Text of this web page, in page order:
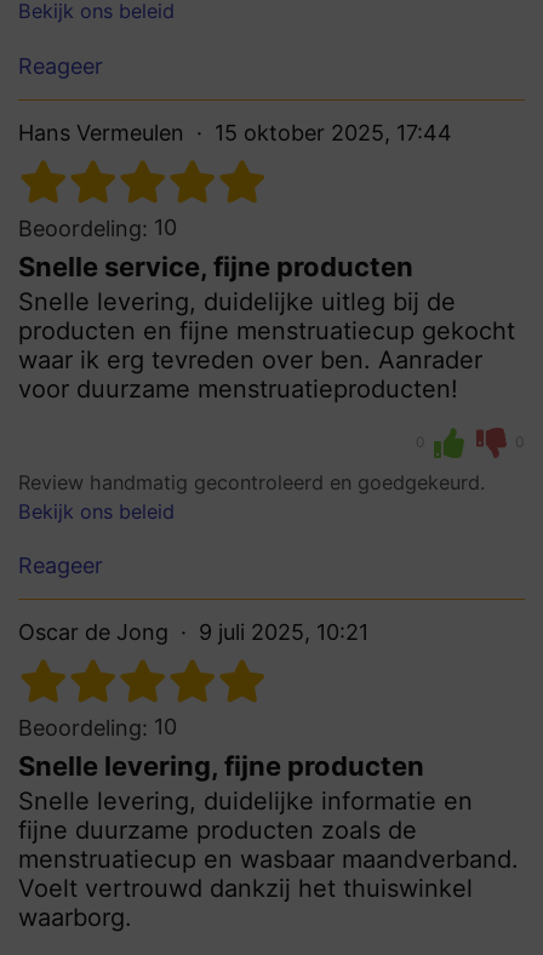
Bekijk ons beleid
Reageer
Hans Vermeulen 15 oktober 2025, 17:44
Beoordeling: 10
Snelle service, fijne producten
Snelle levering, duidelijke uitleg bij de
producten en fijne menstruatiecup gekocht
waar ik erg tevreden over ben. Aanrader
voor duurzame menstruatieproducten!
0 0
Review handmatig gecontroleerd en goedgekeurd.
Bekijk ons beleid
Reageer
Oscar de Jong 9 juli 2025, 10:21
Beoordeling: 10
Snelle levering, fijne producten
Snelle levering, duidelijke informatie en
fijne duurzame producten zoals de
menstruatiecup en wasbaar maandverband.
Voelt vertrouwd dankzij het thuiswinkel
waarborg.